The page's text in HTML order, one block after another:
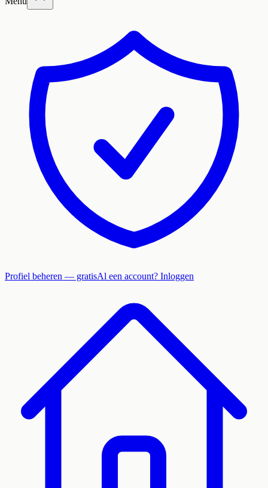
Profiel beheren — gratisAl een account? Inloggen